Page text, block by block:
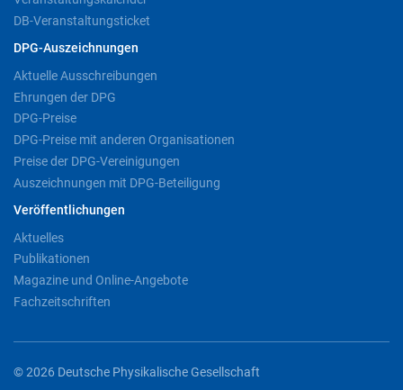
DB-Veranstaltungsticket
DPG-Auszeichnungen
Aktuelle Ausschreibungen
Ehrungen der DPG
DPG-Preise
DPG-Preise mit anderen Organisationen
Preise der DPG-Vereinigungen
Auszeichnungen mit DPG-Beteiligung
Veröffentlichungen
Aktuelles
Publikationen
Magazine und Online-Angebote
Fachzeitschriften
© 2026 Deutsche Physikalische Gesellschaft